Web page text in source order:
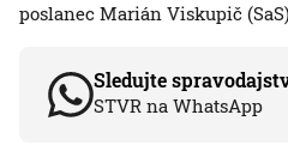
poslanec Marián Viskupič
Sledujte
STVR na WhatsApp